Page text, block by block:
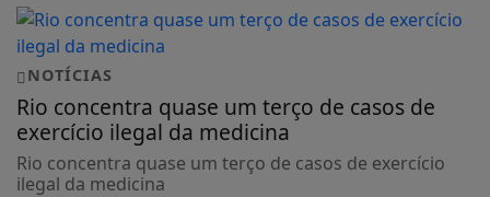
NOTÍCIAS
Rio concentra quase um terço de casos de
exercício ilegal da medicina
Rio concentra quase um terço de casos de exercício
ilegal da medicina